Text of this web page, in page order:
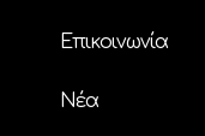
Επικοινωνία
Nέα